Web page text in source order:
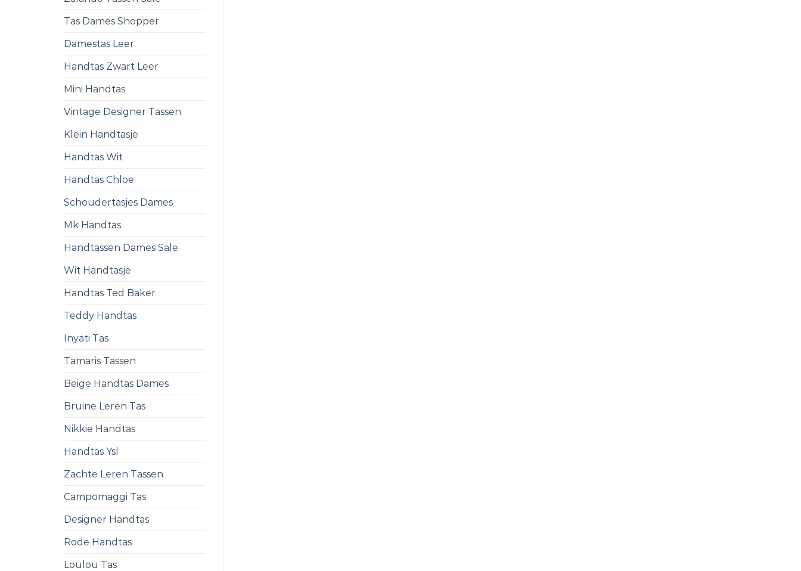
Tas Dames Shopper
Damestas Leer
Handtas Zwart Leer
Mini Handtas
Vintage Designer Tassen
Klein Handtasje
Handtas Wit
Handtas Chloe
Schoudertasjes Dames
Mk Handtas
Handtassen Dames Sale
Wit Handtasje
Handtas Ted Baker
Teddy Handtas
Inyati Tas
Tamaris Tassen
Beige Handtas Dames
Bruine Leren Tas
Nikkie Handtas
Handtas Ysl
Zachte Leren Tassen
Campomaggi Tas
Designer Handtas
Rode Handtas
Loulou Tas